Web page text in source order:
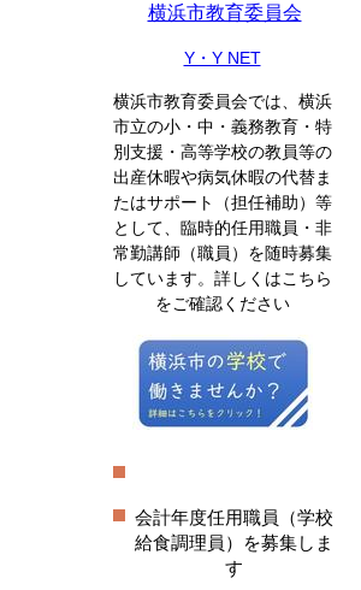
横浜市教育委員会
Y・Y NET
横浜市教育委員会では、横浜
市立の小・中・義務教育・特
別支援・高等学校の教員等の
出産休暇や病気休暇の代替ま
たはサポート（担任補助）等
として、臨時的任用職員・非
常勤講師（職員）を随時募集
しています。詳しくはこちら
をご確認ください
会計年度任用職員（学校
給食調理員）を募集しま
す